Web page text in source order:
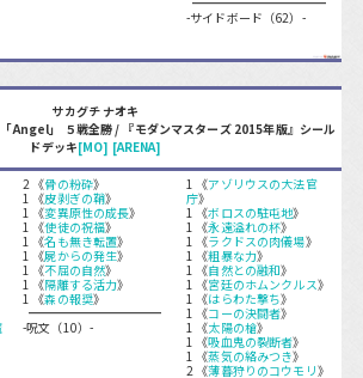
-サイドボード（62）-
サカグチ ナオキ
Angel」 ５戦全勝 / 『モダンマスターズ 2015年版』シール
ドデッキ[MO] [ARENA]
2 《骨の粉砕》
1 《皮剥ぎの鞘》
1 《変異原性の成長》
1 《使徒の祝福》
1 《名も無き転置》
1 《屍からの発生》
1 《不屈の自然》
1 《隔離する活力》
1 《森の報奨》
-呪文（10）-
1 《アゾリウスの大法官
庁》
1 《ボロスの駐屯地》
1 《永遠溢れの杯》
1 《ラクドスの肉儀場》
1 《粗暴な力》
1 《自然との融和》
1 《宮廷のホムンクルス》
1 《はらわた撃ち》
1 《コーの決闘者》
1 《太陽の槍》
1 《吸血鬼の裂断者》
1 《蒸気の絡みつき》
2 《薄暮狩りのコウモリ》